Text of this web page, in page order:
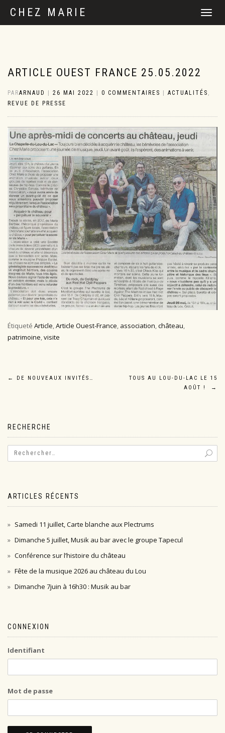
CHEZ MARIE
DÉPLIER
ARTICLE OUEST FRANCE 25.05.2022
PARARNAUD 26 MAI 2022 0 COMMENTAIRES ACTUALITÉS ,
REVUE DE PRESSE
Étiqueté Article,Article Ouest-France, association,château,
patrimoine,visite
Navigation
l’article
← DE NOUVEAUX INVITÉS…
TOUS AU LOU-DU-LAC LE 15
AOÛT !
→
RECHERCHE
ARTICLES RÉCENTS
Samedi 11 juillet, Carte blanche aux Plectrums
Dimanche 5 juillet, Musik au bar avec le groupe Tapecul
Conférence sur l’histoire du château
Fête de la musique 2026 au château du Lou
Dimanche 7juin à 16h30 : Musik au bar
CONNEXION
Identifiant
Mot de passe